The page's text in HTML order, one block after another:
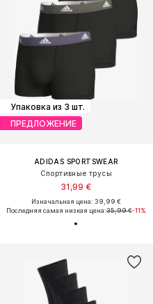
Упаковка из 3 шт.
ПРЕДЛОЖЕНИЕ
ADIDAS SPORTSWEAR
Спортивные трусы
31,99 €
Изначальная цена: 39,99 €
Последняя самая низкая цена:35,99 €-11%